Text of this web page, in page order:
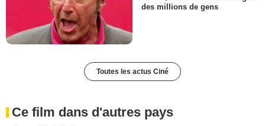
des millions de gens
Toutes les actus Ciné
Ce film dans d'autres pays